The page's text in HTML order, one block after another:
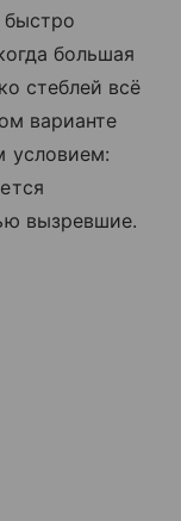
быстро
большая
стеблей всё
варианте
условием:
вызревшие.